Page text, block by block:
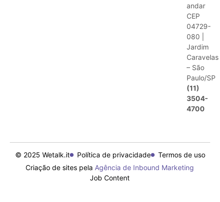
andar
CEP
04729-
080 |
Jardim
Caravelas
– São
Paulo/SP
(11)
3504-
4700
© 2025 Wetalk.it Política de privacidade
Termos de uso
Criação de sites pela Agência de Inbound Marketing
Job Content